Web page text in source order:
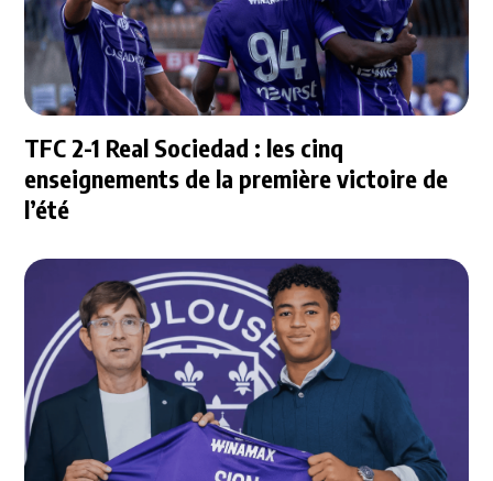
TFC 2-1 Real Sociedad : les cinq
enseignements de la première victoire de
l’été